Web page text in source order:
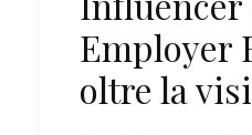
Employer
oltre la